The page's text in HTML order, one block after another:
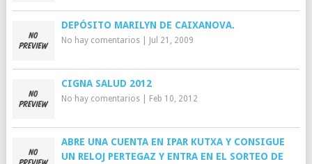
DEPÓSITO MARILYN DE CAIXANOVA.
No hay comentarios| Jul 21, 2009
CIGNA SALUD 2012
No hay comentarios| Feb 10, 2012
ABRE UNA CUENTA EN IPAR KUTXA Y CONSIGUE
UN RELOJ PERTEGAZ Y ENTRA EN EL SORTEO DE